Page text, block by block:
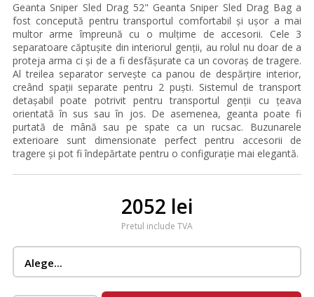
Geanta Sniper Sled Drag 52" Geanta Sniper Sled Drag Bag a
fost concepută pentru transportul comfortabil și ușor a mai
multor arme împreună cu o mulțime de accesorii. Cele 3
separatoare căptușite din interiorul genții, au rolul nu doar de a
proteja arma ci și de a fi desfășurate ca un covoraș de tragere.
Al treilea separator servește ca panou de despărțire interior,
creând spații separate pentru 2 puști. Sistemul de transport
detașabil poate potrivit pentru transportul genții cu țeava
orientată în sus sau în jos. De asemenea, geanta poate fi
purtată de mână sau pe spate ca un rucsac. Buzunarele
exterioare sunt dimensionate perfect pentru accesorii de
tragere și pot fi îndepărtate pentru o configurație mai elegantă.
2052 lei
Pretul include TVA